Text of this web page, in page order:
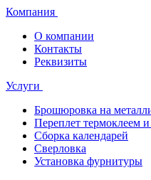
Компания
О компании
Контакты
Реквизиты
Услуги
Брошюровка на
Переплет термоклеем и
Сборка календарей
Сверловка
Установка фурнитуры